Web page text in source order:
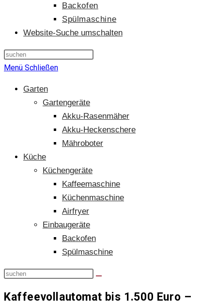
Backofen
Spülmaschine
Website-Suche umschalten
Menü Schließen
Garten
Gartengeräte
Akku-Rasenmäher
Akku-Heckenschere
Mähroboter
Küche
Küchengeräte
Kaffeemaschine
Küchenmaschine
Airfryer
Einbaugeräte
Backofen
Spülmaschine
Kaffeevollautomat bis 1.500 Euro –